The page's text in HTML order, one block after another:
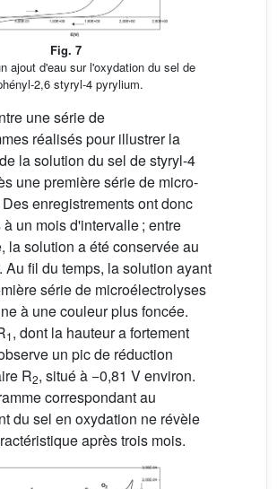
Fig. 7
ajout d'eau sur l'oxydation du sel de
2,6 styryl-4 pyrylium.
une série de
réalisés pour illustrer la
la solution du sel de styryl-4
une première série de micro-
enregistrements ont donc
un mois d'intervalle ; entre
la solution a été conservée au
Au fil du temps, la solution ayant
série de microélectrolyses
à une couleur plus foncée.
1, dont la hauteur a fortement
un pic de réduction
R2, situé à −0,81 V environ.
correspondant au
du sel en oxydation ne révèle
après trois mois.